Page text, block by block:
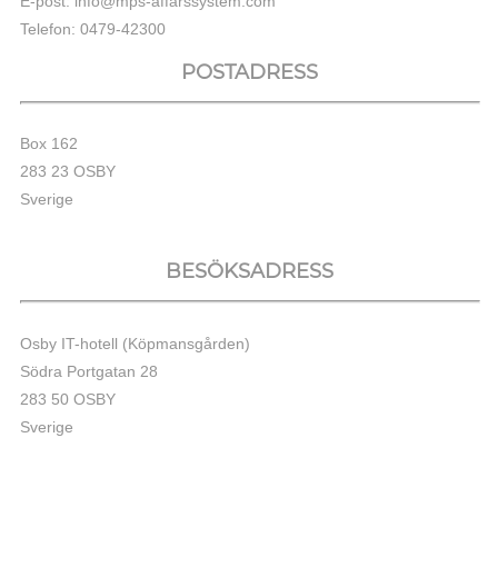
Telefon: 0479-42300
POSTADRESS
Box 162
283 23 OSBY
Sverige
BESÖKSADRESS
Osby IT-hotell (Köpmansgården)
Södra Portgatan 28
283 50 OSBY
Sverige